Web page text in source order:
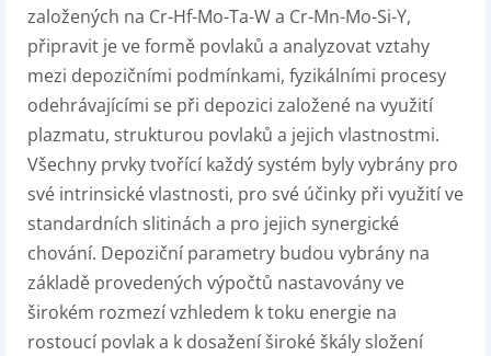
založených na Cr-Hf-Mo-Ta-W a Cr-Mn-Mo-Si-Y,
připravit je ve formě povlaků a analyzovat vztahy
mezi depozičními podmínkami, fyzikálními procesy
odehrávajícími se při depozici založené na využití
plazmatu, strukturou povlaků a jejich vlastnostmi.
Všechny prvky tvořící každý systém byly vybrány pro
své intrinsické vlastnosti, pro své účinky při využití ve
standardních slitinách a pro jejich synergické
chování. Depoziční parametry budou vybrány na
základě provedených výpočtů nastavovány ve
širokém rozmezí vzhledem k toku energie na
rostoucí povlak a k dosažení široké škály složení